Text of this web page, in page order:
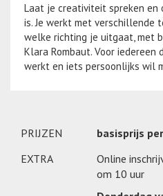
Laat je creativiteit spreken en
is. Je werkt met verschillende
welke richting je uitgaat, met
Klara Rombaut. Voor iedereen
werkt en iets persoonlijks wil
PRIJZEN basisprijs
EXTRA
Online
om 10 uur